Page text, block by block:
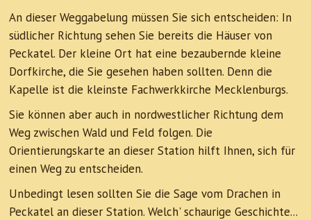
An dieser Weggabelung müssen Sie sich entscheiden: In
südlicher Richtung sehen Sie bereits die Häuser von
Peckatel. Der kleine Ort hat eine bezaubernde kleine
Dorfkirche, die Sie gesehen haben sollten. Denn die
Kapelle ist die kleinste Fachwerkkirche Mecklenburgs.
Sie können aber auch in nordwestlicher Richtung dem
Weg zwischen Wald und Feld folgen. Die
Orientierungskarte an dieser Station hilft Ihnen, sich für
einen Weg zu entscheiden.
Unbedingt lesen sollten Sie die Sage vom Drachen in
Peckatel an dieser Station. Welch' schaurige Geschichte...